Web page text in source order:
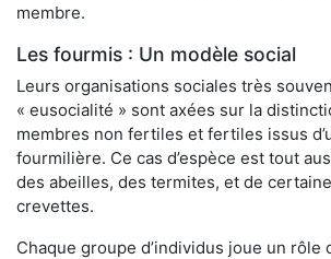
membre.
Les fourmis : Un modèle social
Leurs organisations sociales très
« eusocialité » sont axées sur la
membres non fertiles et fertiles issus
fourmilière. Ce cas d’espèce est tout
des abeilles, des termites, et de
crevettes.
Chaque groupe d’individus joue un rôle